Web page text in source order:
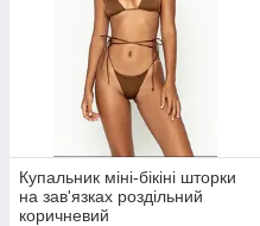
Купальник міні-бікіні шторки
на зав'язках роздільний
коричневий